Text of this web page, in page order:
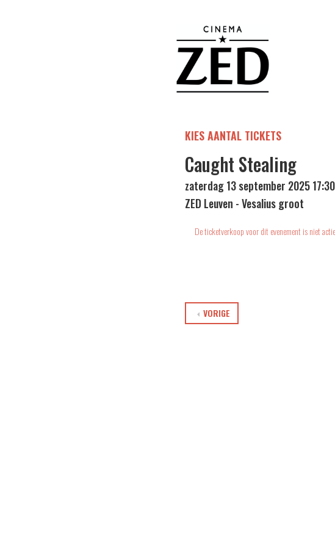
KIES AANTAL TICKETS
Caught Stealing
zaterdag 13 september 2025 17:30
ZED Leuven - Vesalius groot
De ticketverkoop voor dit evenement is niet
VORIGE